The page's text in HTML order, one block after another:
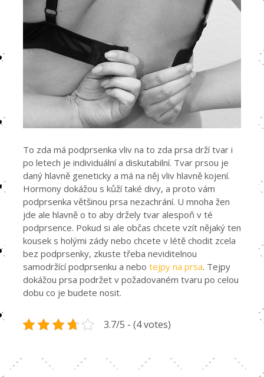
To zda má podprsenka vliv na to zda prsa drží tvar i
po letech je individuální a diskutabilní. Tvar prsou je
daný hlavně geneticky a má na něj vliv hlavně kojení.
Hormony dokážou s kůží také divy, a proto vám
podprsenka většinou prsa nezachrání. U mnoha žen
jde ale hlavně o to aby držely tvar alespoň v té
podprsence. Pokud si ale občas chcete vzít nějaký ten
kousek s holými zády nebo chcete v létě chodit zcela
bez podprsenky, zkuste třeba neviditelnou
samodržící podprsenku a nebo tejpy na prsa. Tejpy
dokážou prsa podržet v požadovaném tvaru po celou
dobu co je budete nosit.
3.7/5 - (4 votes)